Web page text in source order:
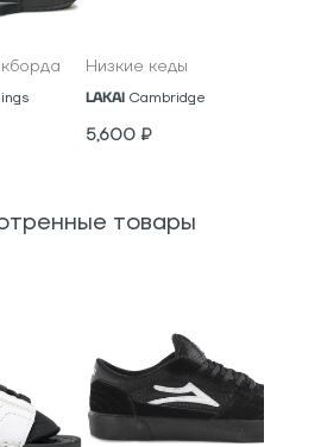
Низкие кеды
LAKAI Cambridge
5,600 ₽
товары